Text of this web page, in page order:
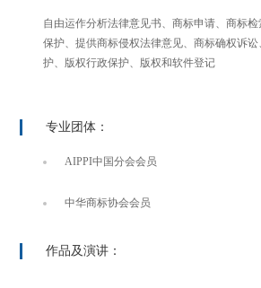
自由运作分析法律意见书、商标申请、商标
保护、提供商标侵权法律意见、商标确权诉
护、版权行政保护、版权和软件登记
专业团体：
AIPPI中国分会会员
中华商标协会会员
作品及演讲：